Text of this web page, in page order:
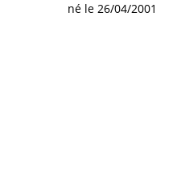
né le 26/04/2001